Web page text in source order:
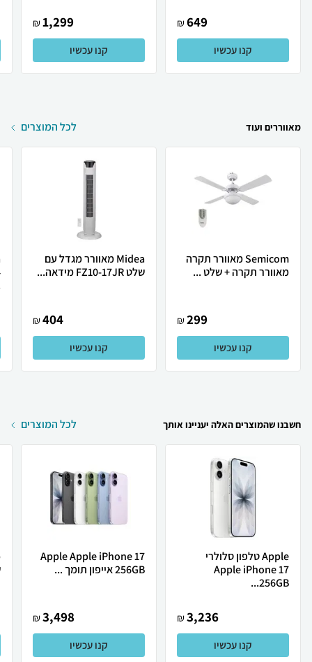
649
₪
קנו עכשיו
1,299
₪
קנו עכשיו
מאווררים ועוד לכל המוצרים
Semicom ‏מאוורר תקרה
מאוורר תקרה +‎ שלט ...
299
₪
קנו עכשיו
Midea מאוורר מגדל עם
שלט FZ10-17JR מידאה...
404
₪
קנו עכשיו
חשבנו שהמוצרים האלה יעניינו אותך לכל המוצרים
Apple טלפון סלולרי
Apple iPhone 17
256GB...
3,236
₪
קנו עכשיו
Apple Apple iPhone 17
256GB אייפון תומך ...
3,498
₪
קנו עכשיו